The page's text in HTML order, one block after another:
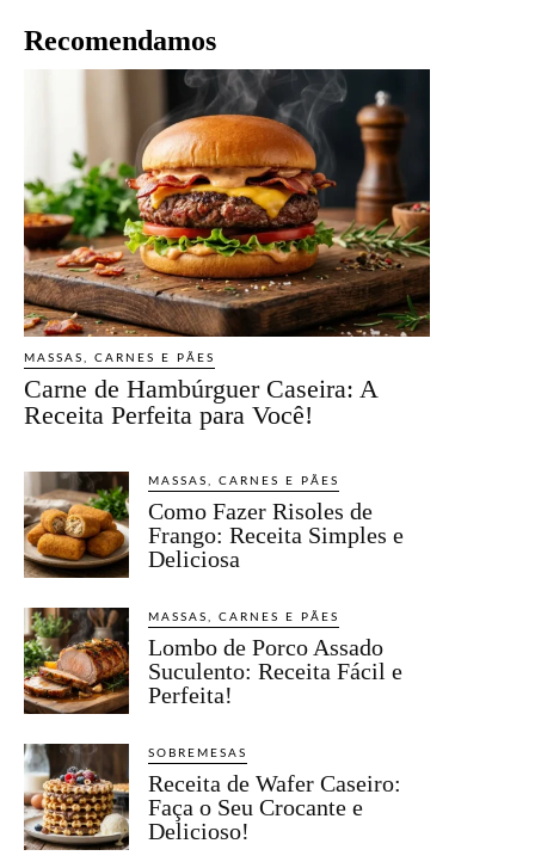
Recomendamos
MASSAS, CARNES E PÃES
Carne de Hambúrguer Caseira: A
Receita Perfeita para Você!
MASSAS, CARNES E PÃES
Como Fazer Risoles de
Frango: Receita Simples e
Deliciosa
MASSAS, CARNES E PÃES
Lombo de Porco Assado
Suculento: Receita Fácil e
Perfeita!
SOBREMESAS
Receita de Wafer Caseiro:
Faça o Seu Crocante e
Delicioso!